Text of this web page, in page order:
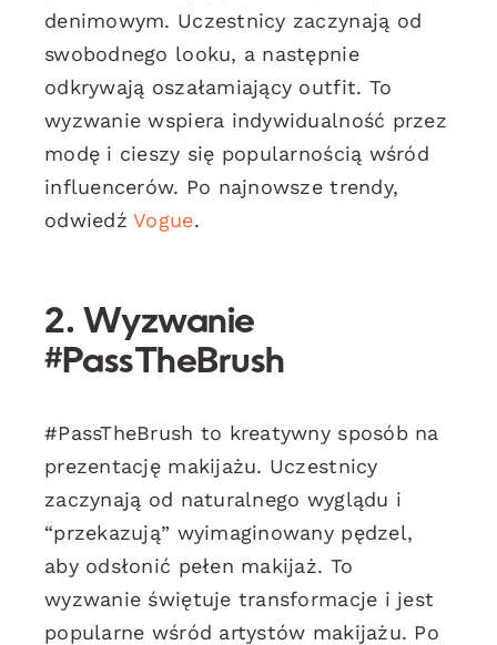
denimowym. Uczestnicy zaczynają od
swobodnego looku, a następnie
odkrywają oszałamiający outfit. To
wyzwanie wspiera indywidualność przez
modę i cieszy się popularnością wśród
influencerów. Po najnowsze trendy,
odwiedźVogue.
2. Wyzwanie
#PassTheBrush
#PassTheBrush to kreatywny sposób na
prezentację makijażu. Uczestnicy
zaczynają od naturalnego wyglądu i
“przekazują” wyimaginowany pędzel,
aby odsłonić pełen makijaż. To
wyzwanie świętuje transformacje i jest
popularne wśród artystów makijażu. Po